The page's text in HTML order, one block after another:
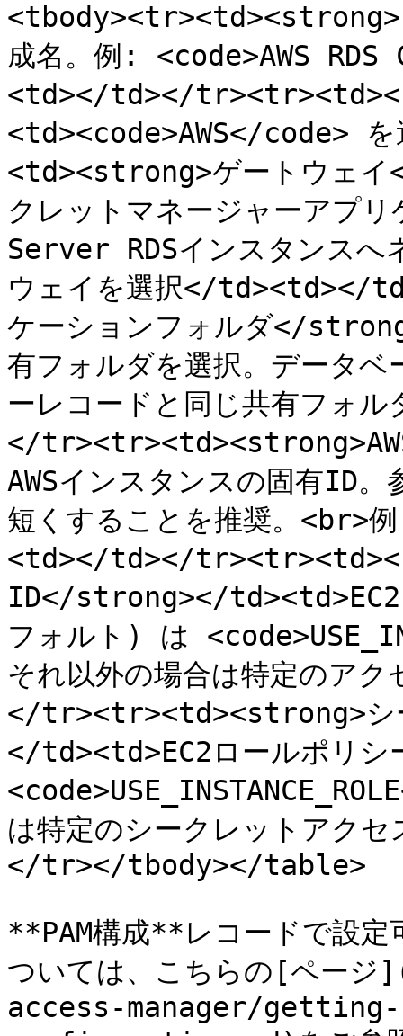
成名。例: <code>AWS
<td></td></
<td><code>AWS</code>
<td><strong>ゲートウェ
クレットマネージャーアプリ
Server RDSインスタンスへ
ウェイを選択</
ケーションフォルダ</
有フォルダを選択。データベ
ーレコードと同じ共有フォ
</
AWSインスタンスの固有ID
短くすることを推奨。<br>
<td></td></
ID</strong></td><td>EC2
フォルト) は
それ以外の場合は特定のア
</tr><tr><td><strong>シ
</td><td>EC2ロールポリ
は特定のシークレットアク
</tr></tbody></table>
**PAM構成**レコードで設定
ついては、こちらの[ペ
access-manager/